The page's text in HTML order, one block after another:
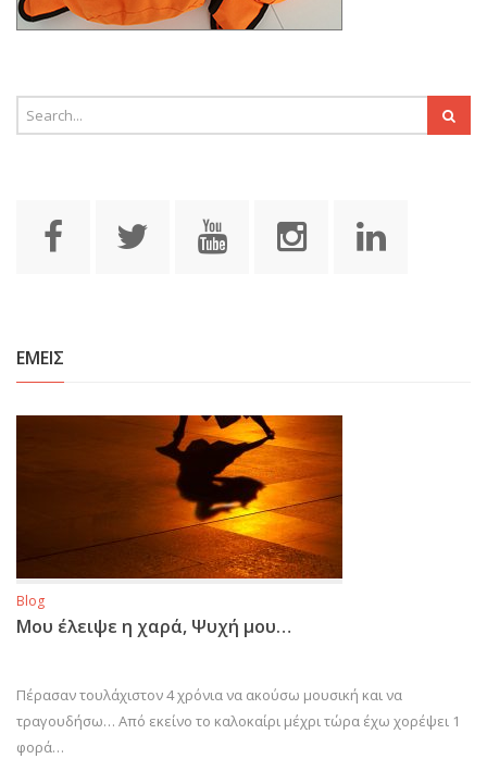
ΕΜΕΙΣ
Blog
Μου έλειψε η χαρά, Ψυχή μου…
Πέρασαν τουλάχιστον 4 χρόνια να ακούσω μουσική και να
τραγουδήσω… Από εκείνο το καλοκαίρι μέχρι τώρα έχω χορέψει 1
φορά…